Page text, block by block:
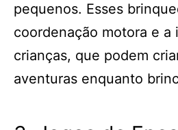
pequenos. Esses
coordenação motora e a
crianças, que podem
aventuras enquanto